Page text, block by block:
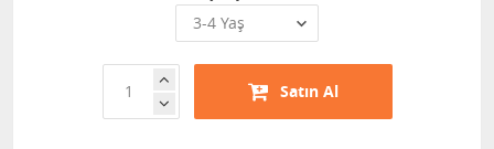
Satın Al